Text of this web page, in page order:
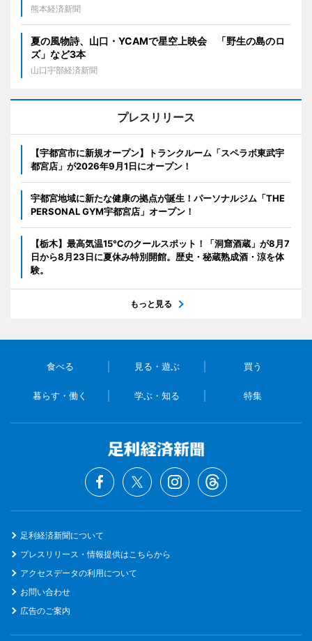
熊本経済新聞
夏の風物詩、山口・YCAMで星空上映会 「野生の島のロ
ズ」など3本
山口宇部経済新聞
プレスリリース
【宇都宮市に新規オープン】トランクルーム「スペラボ東武宇
都宮店」が2026年9月1日にオープン！
宇都宮地域に新たな健康の拠点が誕生！パーソナルジム「THE
PERSONAL GYM宇都宮店」オープン！
【栃木】最高気温15℃のクールスポット！「洞窟酒蔵」が8月7
日から8月23日に夏休み特別開館。歴史・秘蔵熟成酒・涼を体
験。
もっと見る
食べる 見る・遊ぶ 買う
暮らす・働く 学ぶ・知る 特集
足利経済新聞について
プレスリリース・情報提供はこちらから
アクセスデータの利用について
お問い合わせ
広告のご案内